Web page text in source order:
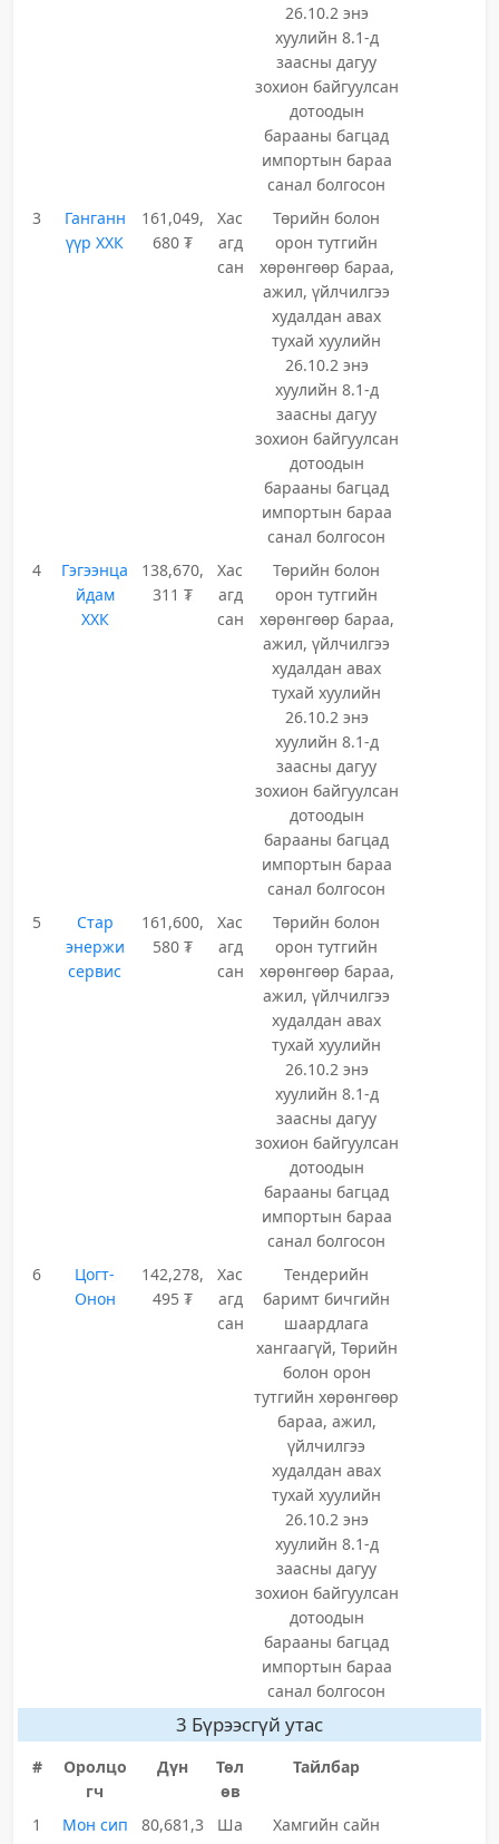
26.10.2 энэ
хуулийн 8.1-д
заасны дагуу
зохион байгуулсан
дотоодын
барааны багцад
импортын бараа
санал болгосон
3
Ганганн
үүр ХХК
161,049,
680 ₮
Хас
агд
сан
Төрийн болон
орон тутгийн
хөрөнгөөр бараа,
ажил, үйлчилгээ
худалдан авах
тухай хуулийн
26.10.2 энэ
хуулийн 8.1-д
заасны дагуу
зохион байгуулсан
дотоодын
барааны багцад
импортын бараа
санал болгосон
4
Гэгээнца
йдам
ХХК
138,670,
311 ₮
Хас
агд
сан
Төрийн болон
орон тутгийн
хөрөнгөөр бараа,
ажил, үйлчилгээ
худалдан авах
тухай хуулийн
26.10.2 энэ
хуулийн 8.1-д
заасны дагуу
зохион байгуулсан
дотоодын
барааны багцад
импортын бараа
санал болгосон
5
Стар
энержи
сервис
161,600,
580 ₮
Хас
агд
сан
Төрийн болон
орон тутгийн
хөрөнгөөр бараа,
ажил, үйлчилгээ
худалдан авах
тухай хуулийн
26.10.2 энэ
хуулийн 8.1-д
заасны дагуу
зохион байгуулсан
дотоодын
барааны багцад
импортын бараа
санал болгосон
6
Цогт-
Онон
142,278,
495 ₮
Хас
агд
сан
Тендерийн
баримт бичгийн
шаардлага
хангаагүй, Төрийн
болон орон
тутгийн хөрөнгөөр
бараа, ажил,
үйлчилгээ
худалдан авах
тухай хуулийн
26.10.2 энэ
хуулийн 8.1-д
заасны дагуу
зохион байгуулсан
дотоодын
барааны багцад
импортын бараа
санал болгосон
3 Бүрээсгүй утас
#
Оролцо
гч
Дүн
Төл
өв
Тайлбар
1 Мон сип
80,681,3
Ша
Хамгийн сайн